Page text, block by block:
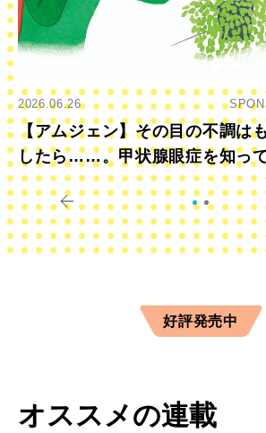
2026.06.26
【アムジェン】その目の不調は
したら……。甲状腺眼症を知っ
すか？
好評発売中
オススメの連載